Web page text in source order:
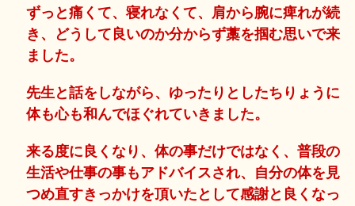
ずっと痛くて、寝れなくて、肩から腕に痺れが続
き、どうして良いのか分からず藁を掴む思いで来
ました。
先生と話をしながら、ゆったりとしたちりょうに
体も心も和んでほぐれていきました。
来る度に良くなり、体の事だけではなく、普段の
生活や仕事の事もアドバイスされ、自分の体を見
つめ直すきっかけを頂いたとして感謝と良くなっ